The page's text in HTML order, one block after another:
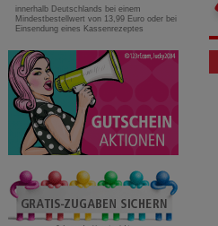
innerhalb Deutschlands bei einem
Mindestbestellwert von 13,99 Euro oder bei
Einsendung eines Kassenrezeptes